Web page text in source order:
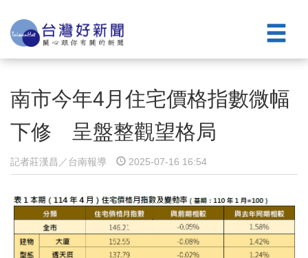
南市今年4月住宅價格指數微幅
下修 呈盤整觀望格局
記者莊漢昌／台南報導 2025-07-16 16:54